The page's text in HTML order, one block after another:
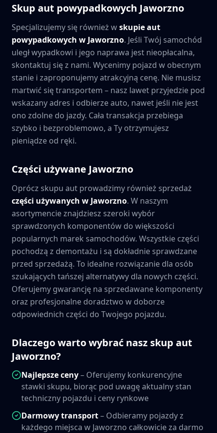
Skup aut powypadkowych Jaworzno
Specjalizujemy się również wskupie aut
powypadkowych w Jaworzno. Jeśli Twój samochód
uległ wypadkowi i jego naprawa jest nieopłacalna,
skontaktuj się z nami. Wycenimy pojazd w obecnym
stanie i zaproponujemy atrakcyjną cenę. Nie musisz
martwić się transportem – nasz lawet przyjedzie pod
wskazany adres i odbierze auto, nawet jeśli nie jest
ono zdolne do jazdy. Cała transakcja przebiega
szybko i bezproblemowo, a Ty otrzymujesz
pieniądze od ręki.
Części używane Jaworzno
Oprócz skupu aut prowadzimy również sprzedaż
części używanych w Jaworzno. W naszym
asortymencie znajdziesz szeroki wybór
sprawdzonych komponentów do większości
popularnych marek samochodów. Wszystkie części
pochodzą z demontażu i są dokładnie sprawdzane
przed sprzedażą. To idealne rozwiązanie dla osób
szukających tańszej alternatywy dla nowych części.
Oferujemy gwarancję na sprzedawane komponenty
oraz profesjonalne doradztwo w doborze
odpowiednich części do Twojego pojazdu.
Dlaczego warto wybrać nasz skup aut
Jaworzno?
Najlepsze ceny– Oferujemy konkurencyjne
stawki skupu, biorąc pod uwagę aktualny stan
techniczny pojazdu i ceny rynkowe
Darmowy transport– Odbieramy pojazdy z
każdego miejsca w Jaworzno całkowicie za darmo